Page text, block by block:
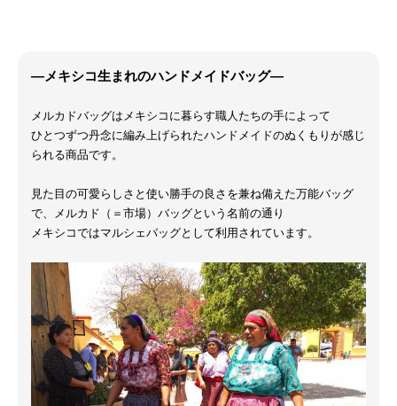
―メキシコ生まれのハンドメイドバッグ―
メルカドバッグはメキシコに暮らす職人たちの手によって
ひとつずつ丹念に編み上げられたハンドメイドのぬくもりが感じ
られる商品です。
見た目の可愛らしさと使い勝手の良さを兼ね備えた万能バッグ
で、メルカド（＝市場）バッグという名前の通り
メキシコではマルシェバッグとして利用されています。